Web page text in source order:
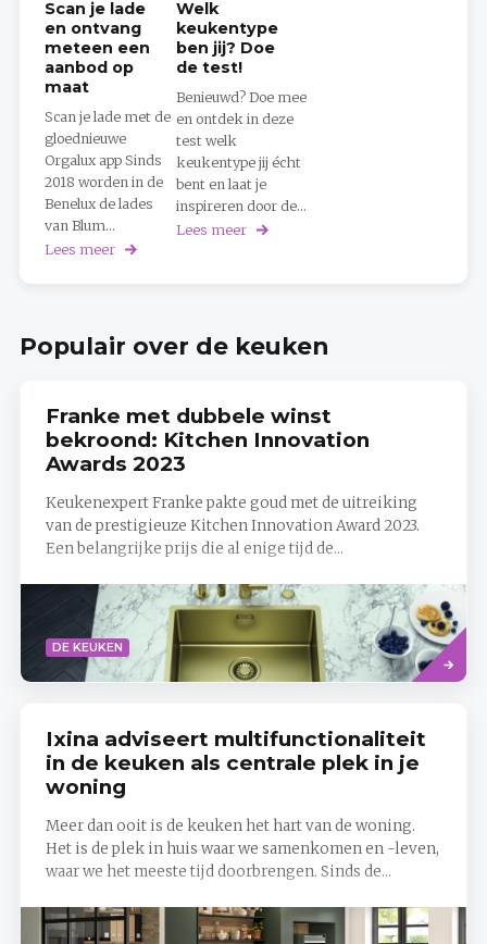
Scan je lade
en ontvang
meteen een
aanbod op
maat
Scan je lade met de
gloednieuwe
Orgalux app Sinds
2018 worden in de
Benelux de lades
van Blum...
Lees meer over
ontvang
op
maat
Welk
keukentype
ben jij? Doe
de test!
Benieuwd? Doe mee
en ontdek in deze
test welk
keukentype jij écht
bent en laat je
inspireren door de...
Lees meer over
de
test!
Populair over de keuken
Franke met dubbele winst
bekroond: Kitchen Innovation
Awards 2023
Keukenexpert Franke pakte goud met de uitreiking
van de prestigieuze Kitchen Innovation Award 2023.
Een belangrijke prijs die al enige tijd de...
DE KEUKEN
Lees
meer
Ixina adviseert multifunctionaliteit
in de keuken als centrale plek in je
woning
Meer dan ooit is de keuken het hart van de woning.
Het is de plek in huis waar we samenkomen en -leven,
waar we het meeste tijd doorbrengen. Sinds de...